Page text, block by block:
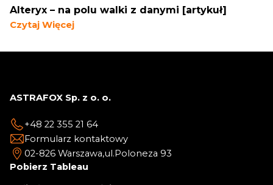
Alteryx – na polu walki z danymi [artykuł]
Czytaj Więcej
ASTRAFOX Sp. z o. o.
+48 22 355 21 64
Formularz kontaktowy
02-826 Warszawa,ul.Poloneza 93
Pobierz Tableau